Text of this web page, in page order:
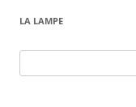
LA LAMPE